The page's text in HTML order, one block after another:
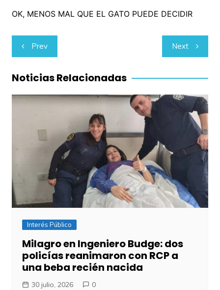
OK, MENOS MAL QUE EL GATO PUEDE DECIDIR
Navegación
de
entradas
Prev Next
Noticias Relacionadas
Interés Público
Milagro en Ingeniero Budge: dos
policías reanimaron con RCP a
una beba recién nacida
30 julio, 2026 0